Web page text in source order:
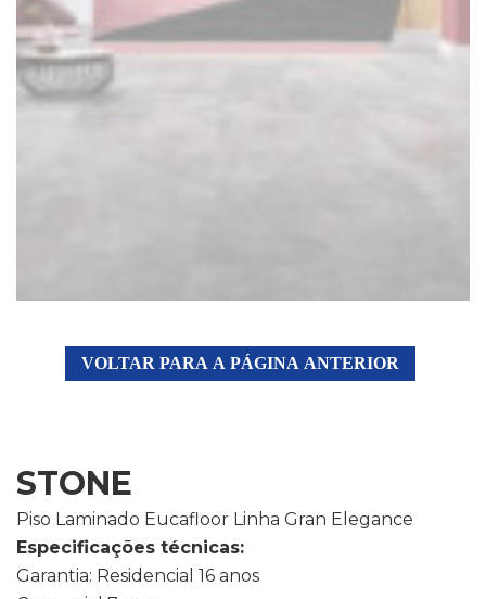
VOLTAR PARA A PÁGINA ANTERIOR
STONE
Piso Laminado Eucafloor Linha Gran Elegance
Especificações técnicas:
Garantia: Residencial 16 anos